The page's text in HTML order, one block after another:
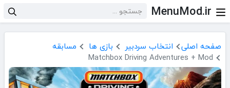
MenuMod.ir
صفحه اصلی انتخاب سردبیر بازی ها
مسابقه
Matchbox Driving Adventures + Mod